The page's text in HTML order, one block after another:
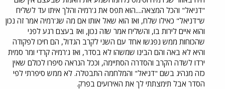
"דניאל" והכל המצאה....הוא תפס את ג'רמיה והלך איתו עד לשליח
ש"דניאל" כאילו שלח, ואז הוא שאל אותו אם מה שג'רמיה אמר זה נכון
והוא איים לירות בו, והשליח אמר שזה נכון, ואז בעצם רגע לפני
שהכוחות ממש נפגשו אחד עם השני לקרב הגדול, הם חיכו לפקודה
והיא לא באה והם הבינו שמשהו לא בסדר, ואז ג'רמיה קרדי ומר סמית
ירדו לשדה הקרב והסדרה הסתיימה, וככל הנראה סיפרו לכולם שאין
כזה מנהיג בשם "דניאל" והמלחמה התבטלה. לא ממש סיפרתי לפי
הסדר אבל תימצתתי לך את האירועים בפרק.